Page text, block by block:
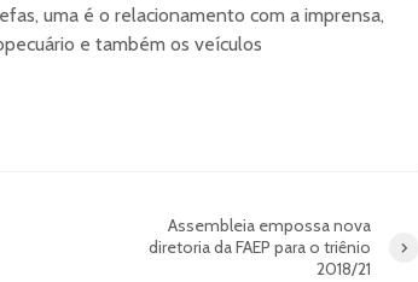
uma é o relacionamento com a imprensa,
e também os veículos
Assembleia empossa nova
diretoria da FAEP para o triênio
2018/21